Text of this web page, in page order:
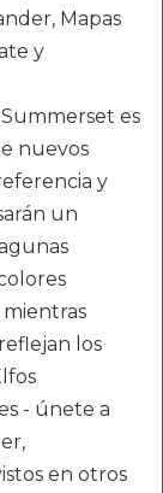
Mapas
y
es
nuevos
y
un
los
- únete a
en otros